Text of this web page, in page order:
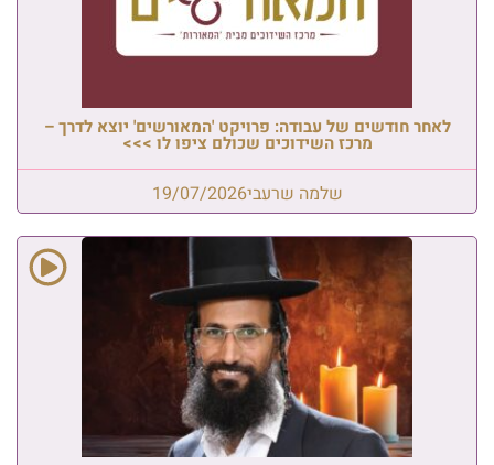
לאחר חודשים של עבודה: פרויקט 'המאורשים' יוצא לדרך –
מרכז השידוכים שכולם ציפו לו >>>
שלמה שרעבי19/07/2026